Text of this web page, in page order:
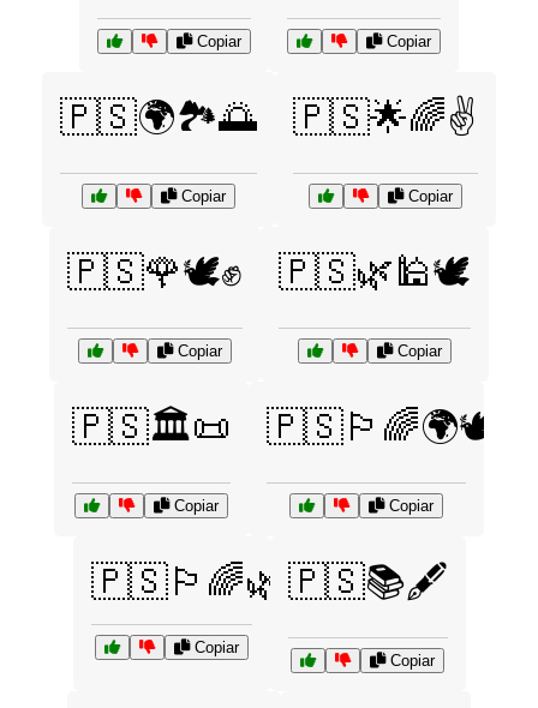
Copiar Copiar
🇵🇸🌍🏞️🌅
Copiar
🇵🇸🌟🌈✌️
Copiar
🇵🇸🌹🕊️✊
Copiar
🇵🇸🌿🕌🕊️
Copiar
🇵🇸🏛️📜
Copiar
🇵🇸🏳️‍🌈🌍🕊️
Copiar
🇵🇸🏳️‍🌈🌿
Copiar
🇵🇸📚🖋️
Copiar